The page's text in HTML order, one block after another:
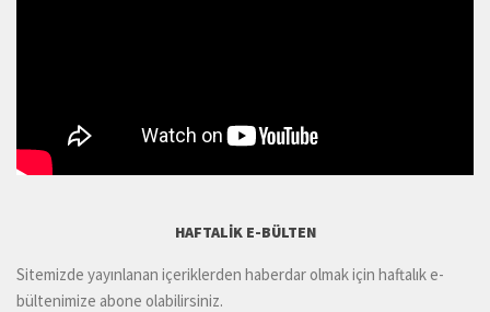
HAFTALIK E-BÜLTEN
Sitemizde yayınlanan içeriklerden haberdar olmak için haftalık e-
bültenimize abone olabilirsiniz.